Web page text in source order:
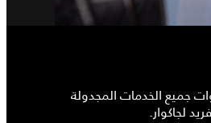
الشامل لمدة خمس سنوات جميع الخدمات المجدولة
لجاكوار.